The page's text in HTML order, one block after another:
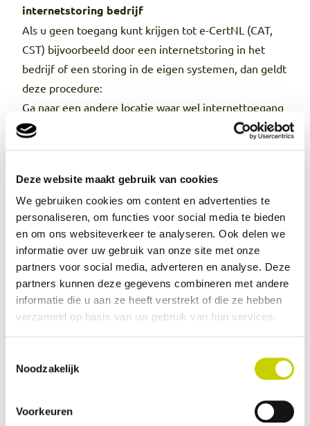
Deze website maakt gebruik van cookies
We gebruiken cookies om content en advertenties te
personaliseren, om functies voor social media te bieden
en om ons websiteverkeer te analyseren. Ook delen we
informatie over uw gebruik van onze site met onze
partners voor social media, adverteren en analyse. Deze
partners kunnen deze gegevens combineren met andere
informatie die u aan ze heeft verstrekt of die ze hebben
verzameld op basis van uw gebruik van hun services.
Noodzakelijk
Voorkeuren
internetstoring bedrijf
Als u geen toegang kunt krijgen tot e-CertNL (CAT,
CST) bijvoorbeeld door een internetstoring in het
bedrijf of een storing in de eigen systemen, dan geldt
deze procedure:
Ga naar een andere locatie waar wel internettoegang
is.
inspectielocatie zijn.
Eventueel kan het KCB de aanvragen voor u in e-
CertNL invoeren. Hieraan zijn voorwaarden en kosten
b. Storing van het berichtenboek
Als het berichtenboek niet werkt, kunt u
gebruikmaken van de webschermen van e-CertNL.
c. Storing
alternatieve loginprocedure om exportdocumenten
aan te vragen in e-CertNL. Let op: vul hiervoor al een
noodprocedure nodig is. Anders kunt u niet